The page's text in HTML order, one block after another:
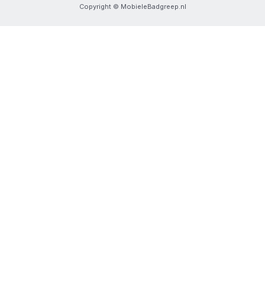
Copyright © MobieleBadgreep.nl